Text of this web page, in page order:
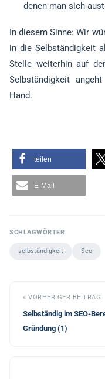
denen man sich
In diesem Sinne: Wir
in die Selbständigkeit
Stelle weiterhin auf
Selbständigkeit
Hand.
teilen
E-Mail
SCHLAGWÖRTER
selbständigkeit Seo
« VORHERIGER BEITRAG
Selbständig im SEO-
Gründung (1)